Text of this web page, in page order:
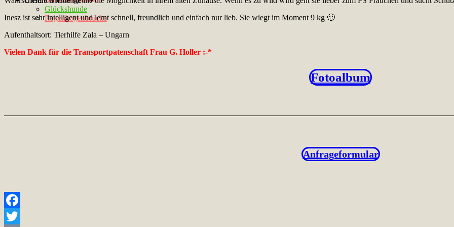
Glückshunde
Regenbogenbrücke
Inesz ist sehr intelligent und lernt schnell, freundlich und einfach nur lieb. Sie wiegt im Moment 9 kg 🙂
Aufenthaltsort: Tierhilfe Zala – Ungarn
Vielen Dank für die Transportpatenschaft Frau G. Holler :-*
Fotoalbum
Anfrageformular
Facebook